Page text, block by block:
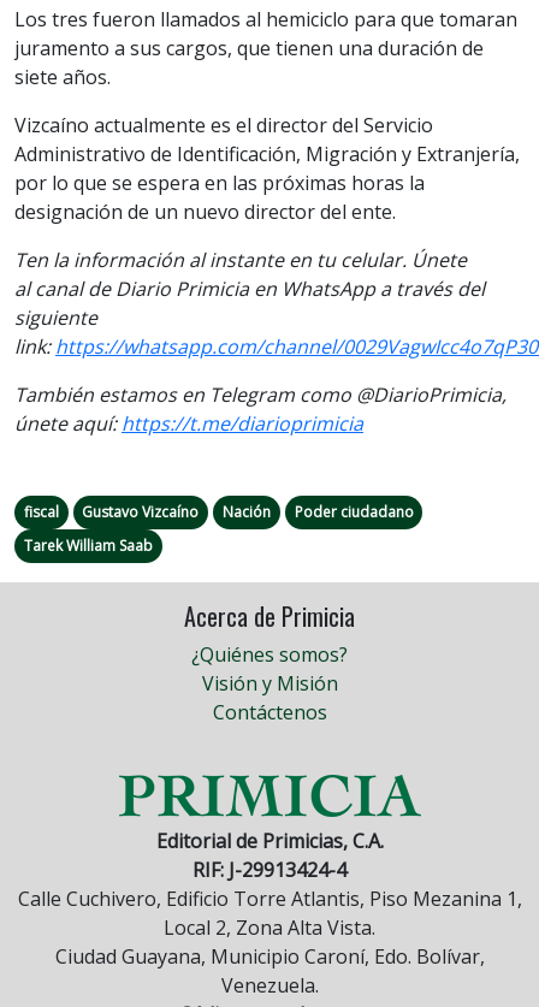
Los tres fueron llamados al hemiciclo para que tomaran
juramento a sus cargos, que tienen una duración de
siete años.
Vizcaíno actualmente es el director del Servicio
Administrativo de Identificación, Migración y Extranjería,
por lo que se espera en las próximas horas la
designación de un nuevo director del ente.
Ten la información al instante en tu celular. Únete
al canal de Diario Primicia en WhatsApp a través del
siguiente
link:https://whatsapp.com/channel/
También estamos en Telegram como @DiarioPrimicia,
únete aquí:https://t.me/diarioprimicia
fiscal Gustavo Vizcaíno Nación
Poder ciudadano
Tarek William Saab
Acerca de Primicia
¿Quiénes somos?
Visión y Misión
Contáctenos
Editorial de Primicias, C.A.
RIF: J-29913424-4
Calle Cuchivero, Edificio Torre Atlantis, Piso Mezanina 1,
Local 2, Zona Alta Vista.
Ciudad Guayana, Municipio Caroní, Edo. Bolívar,
Venezuela.